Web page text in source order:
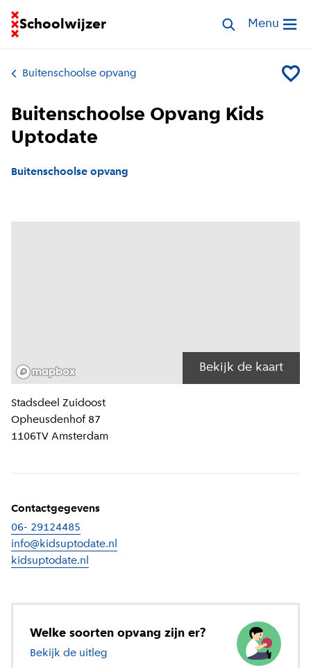
Schoolwijzer
Ga naar homepage van SchoolwijzerZoek opvang
Open
Menu
Buitenschoolse opvang Voeg
Buitenschoolse Opvang Kids
Uptodate
Buitenschoolse opvang
Bekijk de kaart
Locatiegegevens
Stadsdeel Zuidoost
Opheusdenhof 87
1106TV Amsterdam
Contactgegevens
06- 29124485
info@kidsuptodate.nl
kidsuptodate.nl
Welke soorten opvang zijn er?
Bekijk de uitleg over verschillende soorten opvang